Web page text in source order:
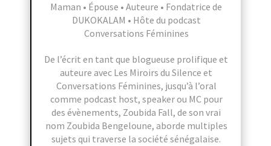
Maman • Épouse • Auteure • Fondatrice de
DUKOKALAM • Hôte du podcast
Conversations Féminines
De l’écrit en tant que blogueuse prolifique et
auteure avec Les Miroirs du Silence et
Conversations Féminines, jusqu’à l’oral
comme podcast host, speaker ou MC pour
des évènements, Zoubida Fall, de son vrai
nom Zoubida Bengeloune, aborde multiples
sujets qui traverse la société sénégalaise.